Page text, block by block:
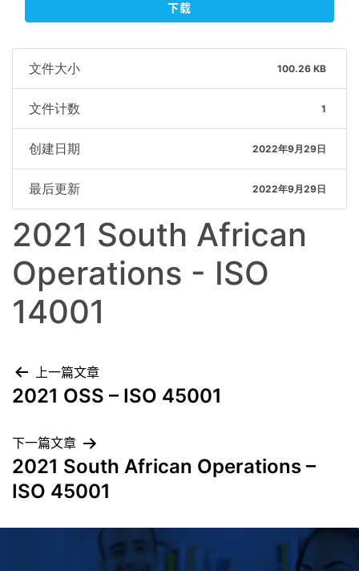
下载
文件大小 100.26 KB
文件计数 1
创建日期 2022年9月29日
最后更新 2022年9月29日
2021 South African
Operations - ISO
14001
上一篇文章
2021 OSS – ISO 45001
下一篇文章
2021 South African Operations –
ISO 45001